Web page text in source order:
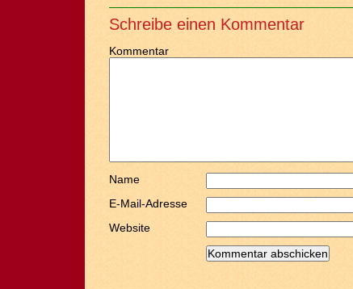
Schreibe einen Kommentar
Kommentar
Name
E-Mail-Adresse
Website